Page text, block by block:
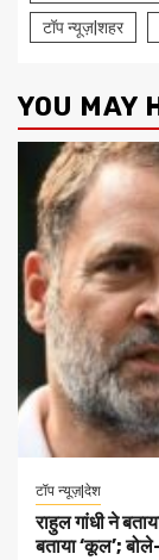
टॉप न्यूज़|शहर
YOU MAY
टॉप न्यूज़|देश
राहुल गांधी ने
बताया ‘कूल’;